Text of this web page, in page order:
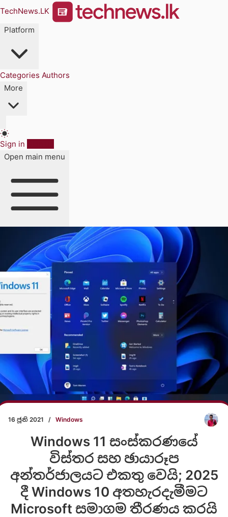
TechNews.LK
Platform
Categories Authors
More
Sign in
Open main menu
16 ජූනි 2021 / Windows
Windows 11 සංස්කරණයේ
විස්තර සහ ඡායාරූප
අන්තර්ජාලයට එකතු වෙයි; 2025
දී Windows 10 අතහැරදැමීමට
Microsoft සමාගම තීරණය කරයි